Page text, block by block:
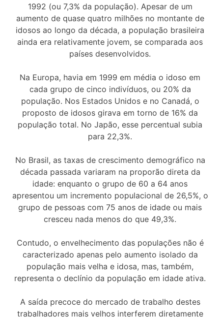
1992 (ou 7,3% da população). Apesar de um
aumento de quase quatro milhões no montante de
idosos ao longo da década, a população brasileira
ainda era relativamente jovem, se comparada aos
países desenvolvidos.
Na Europa, havia em 1999 em média o idoso em
cada grupo de cinco indivíduos, ou 20% da
população. Nos Estados Unidos e no Canadá, o
proposto de idosos girava em torno de 16% da
população total. No Japão, esse percentual subia
para 22,3%.
No Brasil, as taxas de crescimento demográfico na
década passada variaram na proporão direta da
idade: enquanto o grupo de 60 a 64 anos
apresentou um incremento populacional de 26,5%, o
grupo de pessoas com 75 anos de idade ou mais
cresceu nada menos do que 49,3%.
Contudo, o envelhecimento das populações não é
caracterizado apenas pelo aumento isolado da
população mais velha e idosa, mas, também,
representa o declínio da população em idade ativa.
A saída precoce do mercado de trabalho destes
trabalhadores mais velhos interferem diretamente